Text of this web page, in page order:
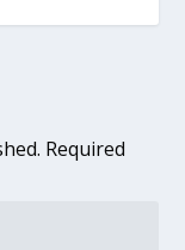
Required